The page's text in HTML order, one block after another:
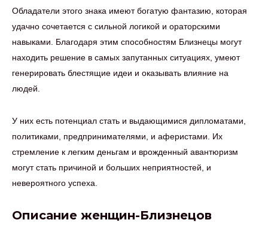
Обладатели этого знака имеют богатую фантазию, которая
удачно сочетается с сильной логикой и ораторскими
навыками. Благодаря этим способностям Близнецы могут
находить решение в самых запутанных ситуациях, умеют
генерировать блестящие идеи и оказывать влияние на
людей.
У них есть потенциал стать и выдающимися дипломатами,
политиками, предпринимателями, и аферистами. Их
стремление к легким деньгам и врожденный авантюризм
могут стать причиной и больших неприятностей, и
невероятного успеха.
Описание женщин-Близнецов